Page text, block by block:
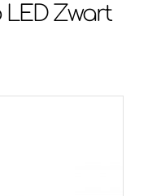
Zwart